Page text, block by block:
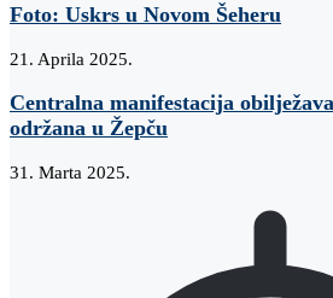
Foto: Uskrs u Novom Šeheru
21. Aprila 2025.
Centralna manifestacija
održana u Žepču
31. Marta 2025.